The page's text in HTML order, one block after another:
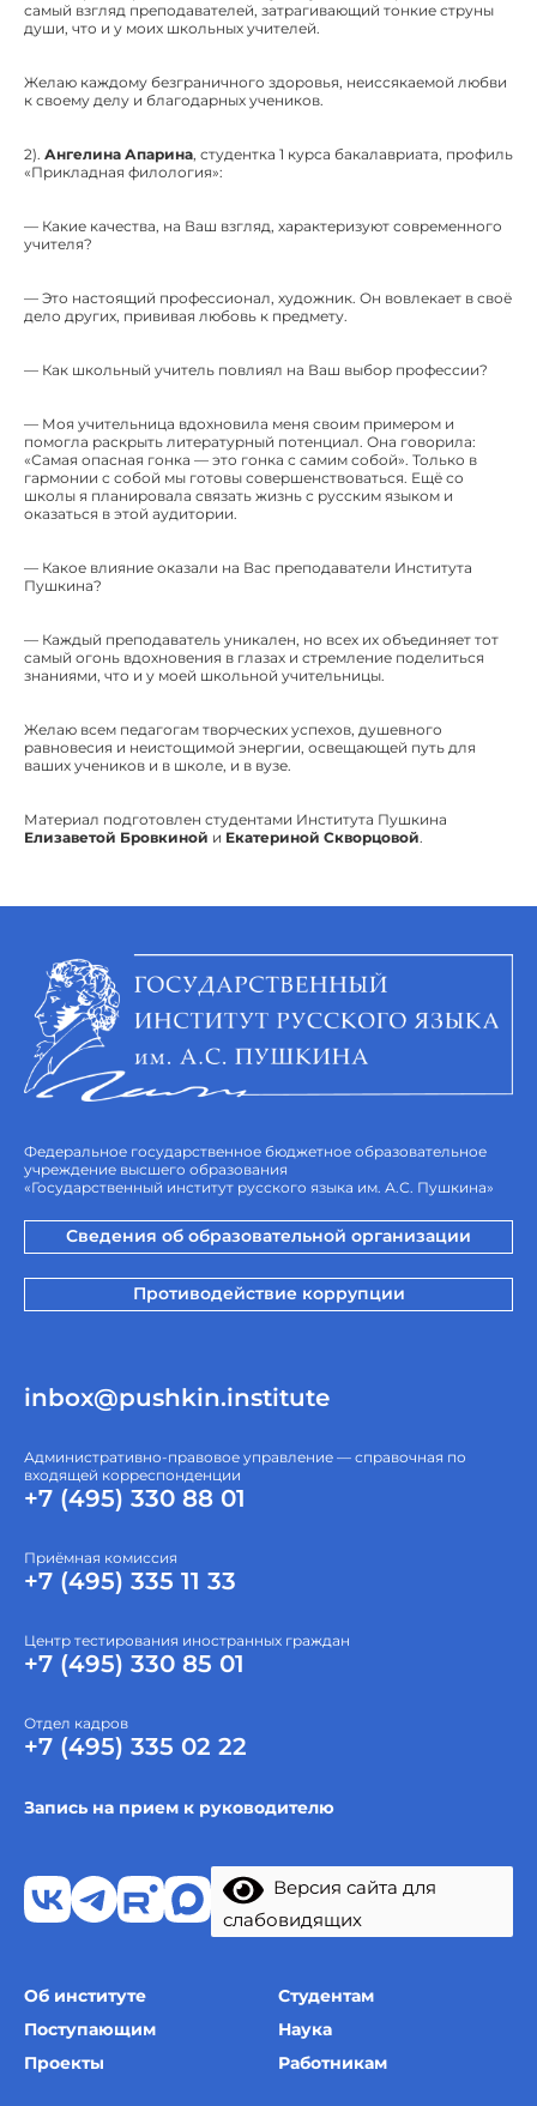
самый взгляд преподавателей, затрагивающий тонкие струны
души, что и у моих школьных учителей.
Желаю каждому безграничного здоровья, неиссякаемой любви
к своему делу и благодарных учеников.
2). Ангелина Апарина, студентка 1 курса бакалавриата, профиль
«Прикладная филология»:
— Какие качества, на Ваш взгляд, характеризуют современного
учителя?
— Это настоящий профессионал, художник. Он вовлекает в своё
дело других, прививая любовь к предмету.
— Как школьный учитель повлиял на Ваш выбор профессии?
— Моя учительница вдохновила меня своим примером и
помогла раскрыть литературный потенциал. Она говорила:
«Самая опасная гонка — это гонка с самим собой». Только в
гармонии с собой мы готовы совершенствоваться. Ещё со
школы я планировала связать жизнь с русским языком и
оказаться в этой аудитории.
— Какое влияние оказали на Вас преподаватели Института
Пушкина?
— Каждый преподаватель уникален, но всех их объединяет тот
самый огонь вдохновения в глазах и стремление поделиться
знаниями, что и у моей школьной учительницы.
Желаю всем педагогам творческих успехов, душевного
равновесия и неистощимой энергии, освещающей путь для
ваших учеников и в школе, и в вузе.
Материал подготовлен студентами Института Пушкина
Елизаветой Бровкиной и Екатериной Скворцовой.
Федеральное государственное бюджетное образовательное
учреждение высшего образования
«Государственный институт русского языка им. А.С. Пушкина»
Сведения об образовательной организации
Противодействие коррупции
inbox@pushkin.institute
Административно-правовое управление — справочная по
входящей корреспонденции
+7 (495) 330 88 01
Приёмная комиссия
+7 (495) 335 11 33
Центр тестирования иностранных граждан
+7 (495) 330 85 01
Отдел кадров
+7 (495) 335 02 22
Запись на прием к руководителю
Версия сайта для
слабовидящих
Об институте
Студентам
Поступающим
Наука
Проекты
Работникам